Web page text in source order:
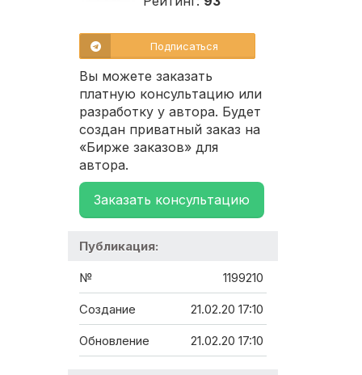
Подписаться
Вы можете заказать
платную консультацию или
разработку у автора. Будет
создан приватный заказ на
«Бирже заказов» для
автора.
Заказать консультацию
Публикация:
№ 1199210
Создание 21.02.20 17:10
Обновление 21.02.20 17:10